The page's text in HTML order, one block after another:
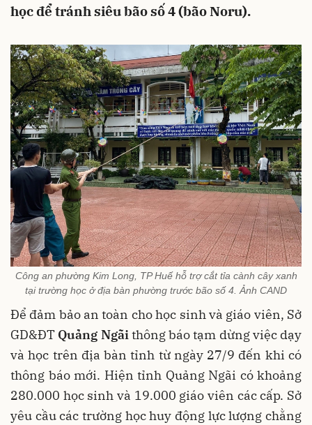
học để tránh siêu bão số 4 (bão Noru).
Công an phường Kim Long, TP Huế hỗ trợ cắt tỉa cành cây xanh
tại trường học ở địa bàn phường trước bão số 4. Ảnh CAND
Để đảm bảo an toàn cho học sinh và giáo viên, Sở
GD&ĐT Quảng Ngãithông báo tạm dừng việc dạy
và học trên địa bàn tỉnh từ ngày 27/9 đến khi có
thông báo mới. Hiện tỉnh Quảng Ngãi có khoảng
280.000 học sinh và 19.000 giáo viên các cấp. Sở
yêu cầu các trường học huy động lực lượng chằng